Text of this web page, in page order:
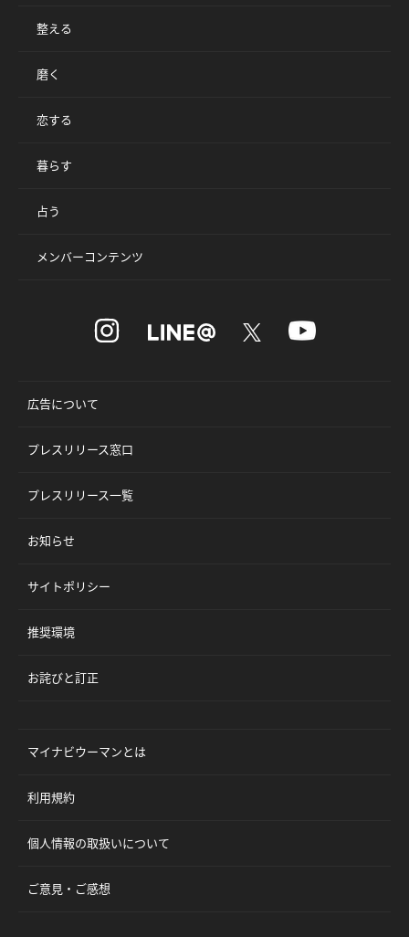
整える
磨く
恋する
暮らす
占う
メンバーコンテンツ
広告について
プレスリリース窓口
プレスリリース一覧
お知らせ
サイトポリシー
推奨環境
お詫びと訂正
マイナビウーマンとは
利用規約
個人情報の取扱いについて
ご意見・ご感想